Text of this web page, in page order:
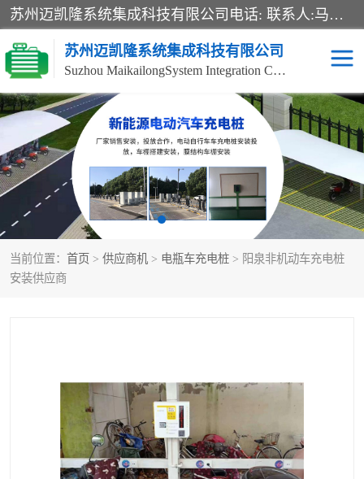
苏州迈凯隆系统集成科技有限公司电话: 联系人:马杰森 销售安装视频监控、报警系统、电话交换机、门禁考勤、巡更系统、呼叫对讲系统、停车场道闸、智能家居、广播系统、综合布线、办公设备、电子商务软件、网络工程、酒店门锁系列 系统集成、VOD视频点播、LED显示屏、节能产品、USP电源、收银机等弱电及智能化项目。
苏州迈凯隆系统集成科技有限公司
Suzhou MaikailongSystem Integration Co., Ltd.
当前位置： 首页 > 供应商机 > 电瓶车充电桩 > 阳泉非机动车充电桩
安装供应商
非机动车充电桩 电瓶车充电桩
电动自行车充电桩 两轮电动车充电桩
充电桩